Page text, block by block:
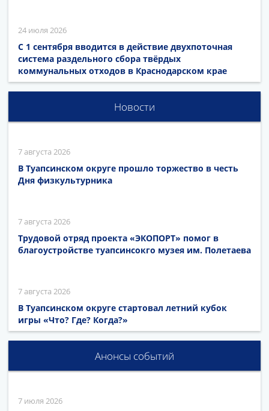
24 июля 2026
С 1 сентября вводится в действие двухпоточная
система раздельного сбора твёрдых
коммунальных отходов в Краснодарском крае
Новости
7 августа 2026
В Туапсинском округе прошло торжество в честь
Дня физкультурника
7 августа 2026
Трудовой отряд проекта «ЭКОПОРТ» помог в
благоустройстве туапсинсокго музея им. Полетаева
7 августа 2026
В Туапсинском округе стартовал летний кубок
игры «Что? Где? Когда?»
Анонсы событий
7 июля 2026